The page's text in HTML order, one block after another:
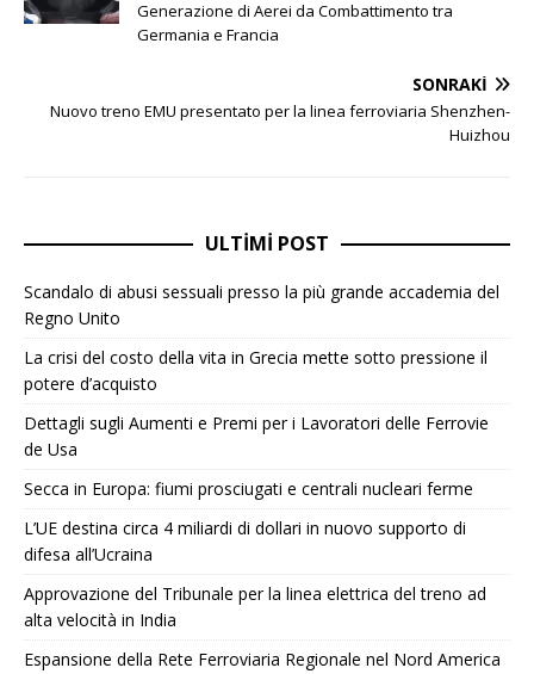
Generazione di Aerei da Combattimento tra
Germania e Francia
SONRAKI
Nuovo treno EMU presentato per la linea ferroviaria Shenzhen-
Huizhou
ULTIMI POST
Scandalo di abusi sessuali presso la più grande accademia del
Regno Unito
La crisi del costo della vita in Grecia mette sotto pressione il
potere d’acquisto
Dettagli sugli Aumenti e Premi per i Lavoratori delle Ferrovie
de Usa
Secca in Europa: fiumi prosciugati e centrali nucleari ferme
L’UE destina circa 4 miliardi di dollari in nuovo supporto di
difesa all’Ucraina
Approvazione del Tribunale per la linea elettrica del treno ad
alta velocità in India
Espansione della Rete Ferroviaria Regionale nel Nord America